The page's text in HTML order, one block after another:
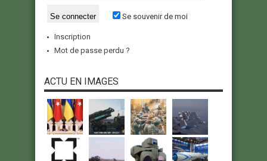
Se souvenir de moi
Inscription
Mot de passe perdu ?
ACTU EN IMAGES